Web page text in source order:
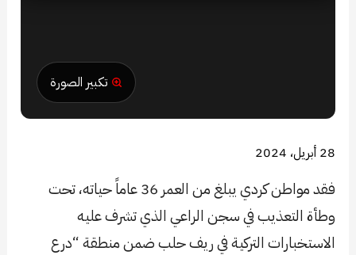
تكبير الصورة
فقد مواطن كردي يبلغ من العمر 36 عاماً حياته، تحت
وطأة التعذيب في سجن الراعي الذي تشرف عليه
الاستخبارات التركية في ريف حلب ضمن منطقة “درع